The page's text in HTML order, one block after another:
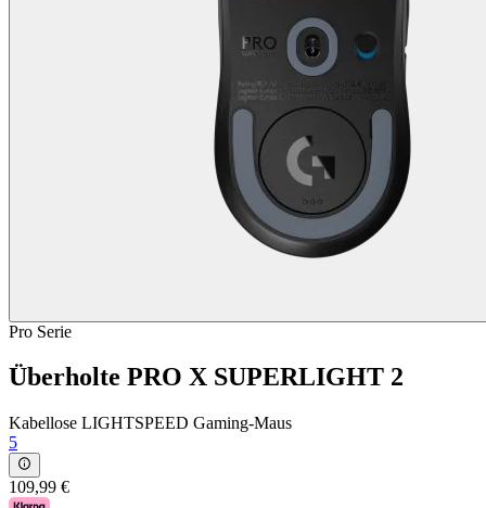
Pro Serie
Überholte PRO X SUPERLIGHT 2
Kabellose LIGHTSPEED Gaming-Maus
5
109,99 €